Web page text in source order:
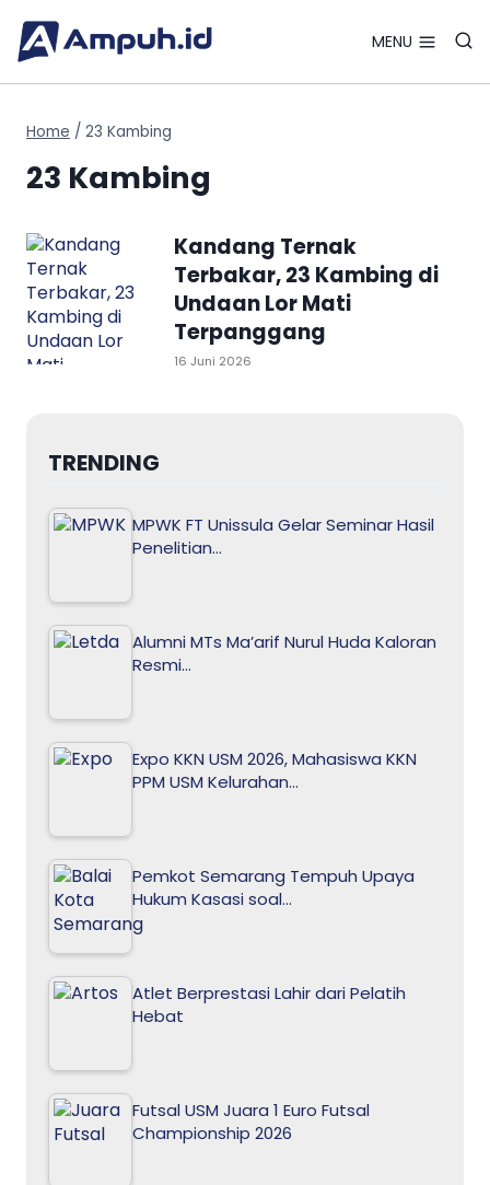
content
MENU
Home / 23 Kambing
23 Kambing
Kandang Ternak
Terbakar, 23 Kambing di
Undaan Lor Mati
Terpanggang
16 Juni 2026
TRENDING
MPWK FT Unissula Gelar Seminar Hasil
Penelitian…
Alumni MTs Ma’arif Nurul Huda Kaloran
Resmi…
Expo KKN USM 2026, Mahasiswa KKN
PPM USM Kelurahan…
Pemkot Semarang Tempuh Upaya
Hukum Kasasi soal…
Atlet Berprestasi Lahir dari Pelatih
Hebat
Futsal USM Juara 1 Euro Futsal
Championship 2026